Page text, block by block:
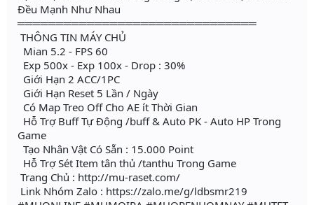
Đều Mạnh Như Nhau
═══════════════════════════════
THÔNG TIN MÁY CHỦ
Mian 5.2 - FPS 60
Exp 500x - Exp 100x - Drop : 30%
Giới Hạn 2 ACC/1PC
Giới Hạn Reset 5 Lần / Ngày
Có Map Treo Off Cho AE ít Thời Gian
Hỗ Trợ Buff Tự Động /buff & Auto PK - Auto HP Trong
Game
Tạo Nhân Vật Có Sẵn : 15.000 Point
Hỗ Trợ Sét Item tân thủ /tanthu Trong Game
Trang Chủ : http://mu-raset.com/
Link Nhóm Zalo : https://zalo.me/g/ldbsmr219